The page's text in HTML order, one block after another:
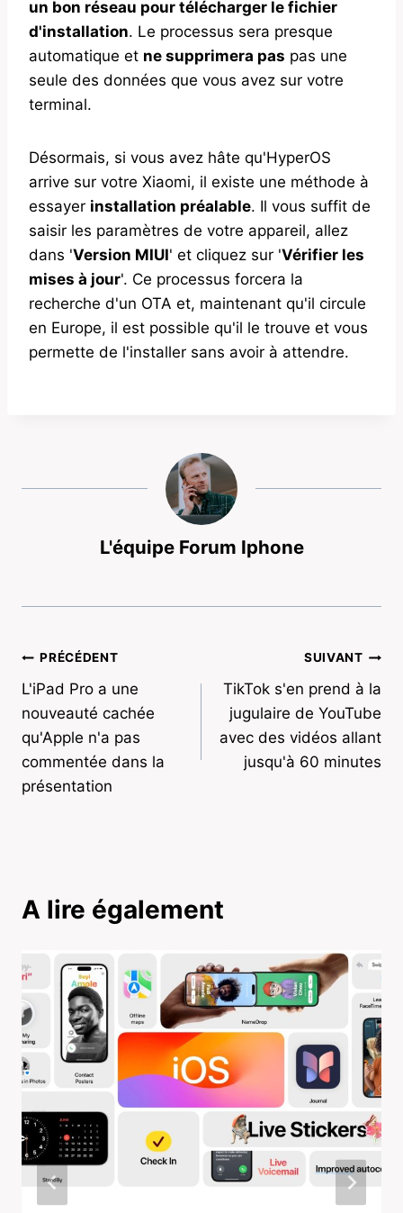
un bon réseau pour télécharger le fichier
d'installation. Le processus sera presque
automatique et ne supprimera pas pas une
seule des données que vous avez sur votre
terminal.
Désormais, si vous avez hâte qu'HyperOS
arrive sur votre Xiaomi, il existe une méthode à
essayer installation préalable. Il vous suffit de
saisir les paramètres de votre appareil, allez
dans 'Version MIUI' et cliquez sur 'Vérifier les
mises à jour'. Ce processus forcera la
recherche d'un OTA et, maintenant qu'il circule
en Europe, il est possible qu'il le trouve et vous
permette de l'installer sans avoir à attendre.
L'équipe Forum Iphone
Navigation
de
l’article
PRÉCÉDENT
L'iPad Pro a une
nouveauté cachée
qu'Apple n'a pas
commentée dans la
présentation
SUIVANT
TikTok s'en prend à la
jugulaire de YouTube
avec des vidéos allant
jusqu'à 60 minutes
A lire également